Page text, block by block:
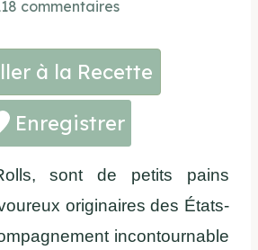
commentaires
à la Recette
Enregistrer
sont de petits pains
originaires des États-
incontournable